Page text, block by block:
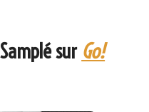
Samplé sur Go!